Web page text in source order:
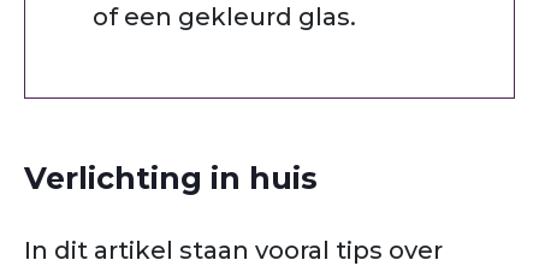
of een gekleurd glas.
Verlichting in huis
In dit artikel staan vooral tips over